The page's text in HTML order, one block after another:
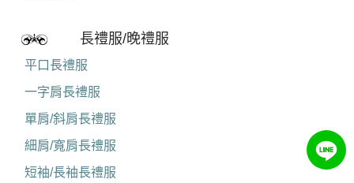
長禮服/晚禮服
平口長禮服
一字肩長禮服
單肩/斜肩長禮服
細肩/寬肩長禮服
短袖/長袖長禮服